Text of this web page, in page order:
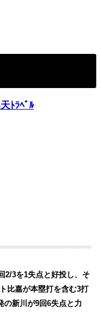
ﾄﾗﾍﾞﾙ
2/3を1失点と好投し、そ
比嘉が本塁打を含む3打
の新川が9回6失点と力